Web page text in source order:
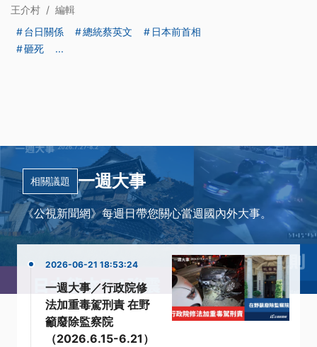
王介村 / 編輯
台日關係
總統蔡英文
日本前首相
砸死
...
相關議題 一週大事
《公視新聞網》每週日帶您關心當週國內外大事。
2026-06-21 18:53:24
一週大事／行政院修
法加重毒駕刑責 在野
籲廢除監察院
（2026.6.15-6.21）